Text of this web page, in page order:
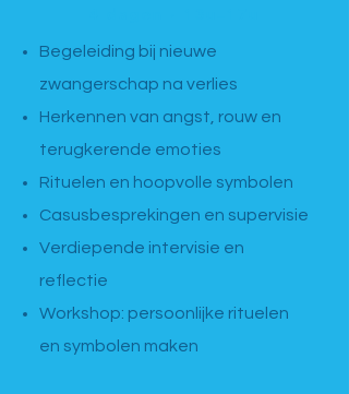
Begeleiding bij nieuwe
zwangerschap na verlies
Herkennen van angst, rouw en
terugkerende emoties
Rituelen en hoopvolle symbolen
Casusbesprekingen en supervisie
Verdiepende intervisie en
reflectie
Workshop: persoonlijke rituelen
en symbolen maken